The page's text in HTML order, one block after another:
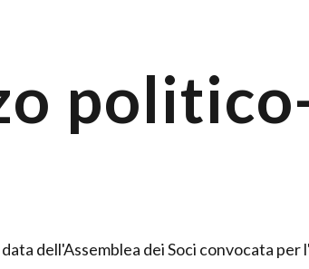
dell'Assemblea dei Soci convocata